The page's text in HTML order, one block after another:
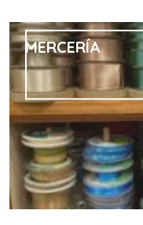
MERCERÍA